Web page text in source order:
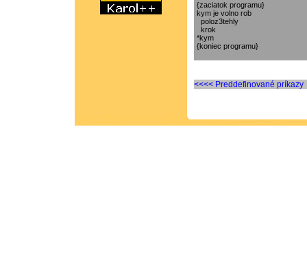
{zaciatok programu}
kym je volno rob
  poloz3tehly
  krok
*kym
{koniec programu}
<<<< Preddefinované príkazy